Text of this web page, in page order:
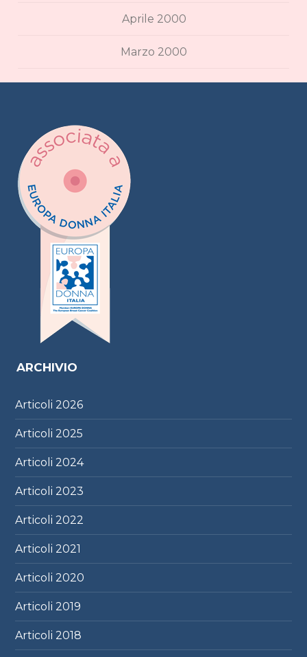
Aprile 2000
Marzo 2000
ARCHIVIO
Articoli2026
Articoli2025
Articoli2024
Articoli2023
Articoli2022
Articoli2021
Articoli2020
Articoli2019
Articoli2018